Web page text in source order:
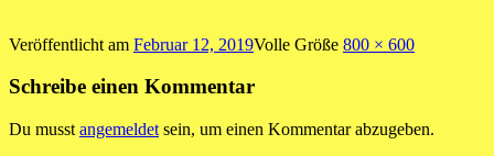
Veröffentlicht am Februar 12, 2019Volle Größe 800 × 600
Schreibe einen Kommentar
Du musst angemeldet sein, um einen Kommentar abzugeben.